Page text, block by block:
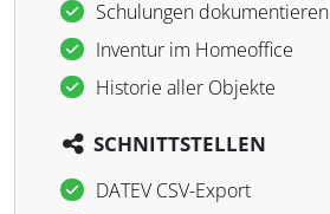
Schulungen dokumentieren
Inventur im Homeoffice
Historie aller Objekte
SCHNITTSTELLEN
DATEV CSV-Export